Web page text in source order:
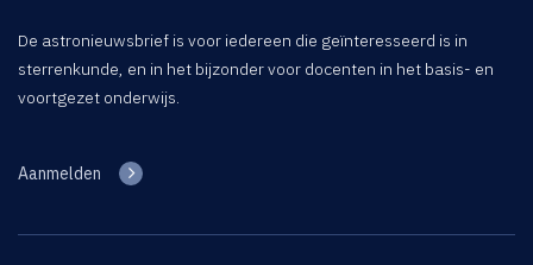
De astronieuwsbrief is voor iedereen die geïnteresseerd is in
sterrenkunde, en in het bijzonder voor docenten in het basis- en
voortgezet onderwijs.
Aanmelden